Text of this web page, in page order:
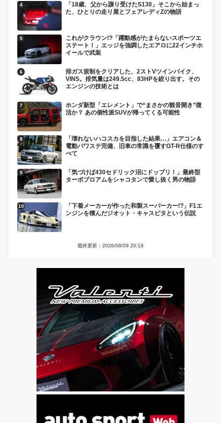
「18歳、父から譲り受けたS130」そこから始まっ
た、ひとりの走り屋とフェアレディZの物語
これがクラウン!?「躍動感がたまらないスポーツエ
ステート！」エッジを強調したエアロに22インチホ
イールで武装
排ガス規制をクリアした、2ストVツインバイク、
VINS。排気量は249.5cc、83HPを絞り出す。その
エンジンの技術とは
ホンダ新型「エレメント」で“まさかの観音開き”復
活か？ あの個性派SUVが帰ってくる可能性
「壊れないハコスカを目指した結果…」エアコン＆
電動パワステ完備、旧車の常識を覆すGT-R仕様のす
べて
「気づけば430セドリック沼にドップリ！」最終型
ターボブロアムをシャコタンで愛し抜く男の物語
「下着メーカーが作った和製スーパーカー!?」F1エ
ンジンを積んだジオット・キャスピタという伝説
最終更新：2026/08/09 20:18